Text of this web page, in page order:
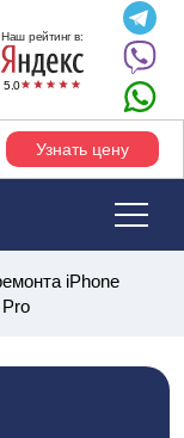
Наш рейтинг в:
5.0
Узнать цену
iPhone